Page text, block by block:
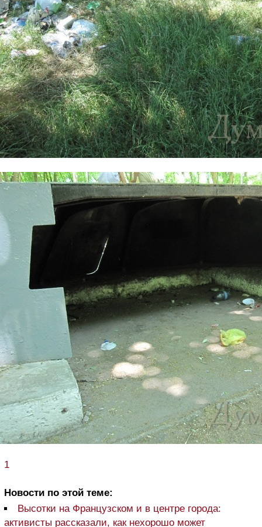
1
Новости по этой теме:
Высотки на Французском и в центре города:
активисты рассказали, как нехорошо может